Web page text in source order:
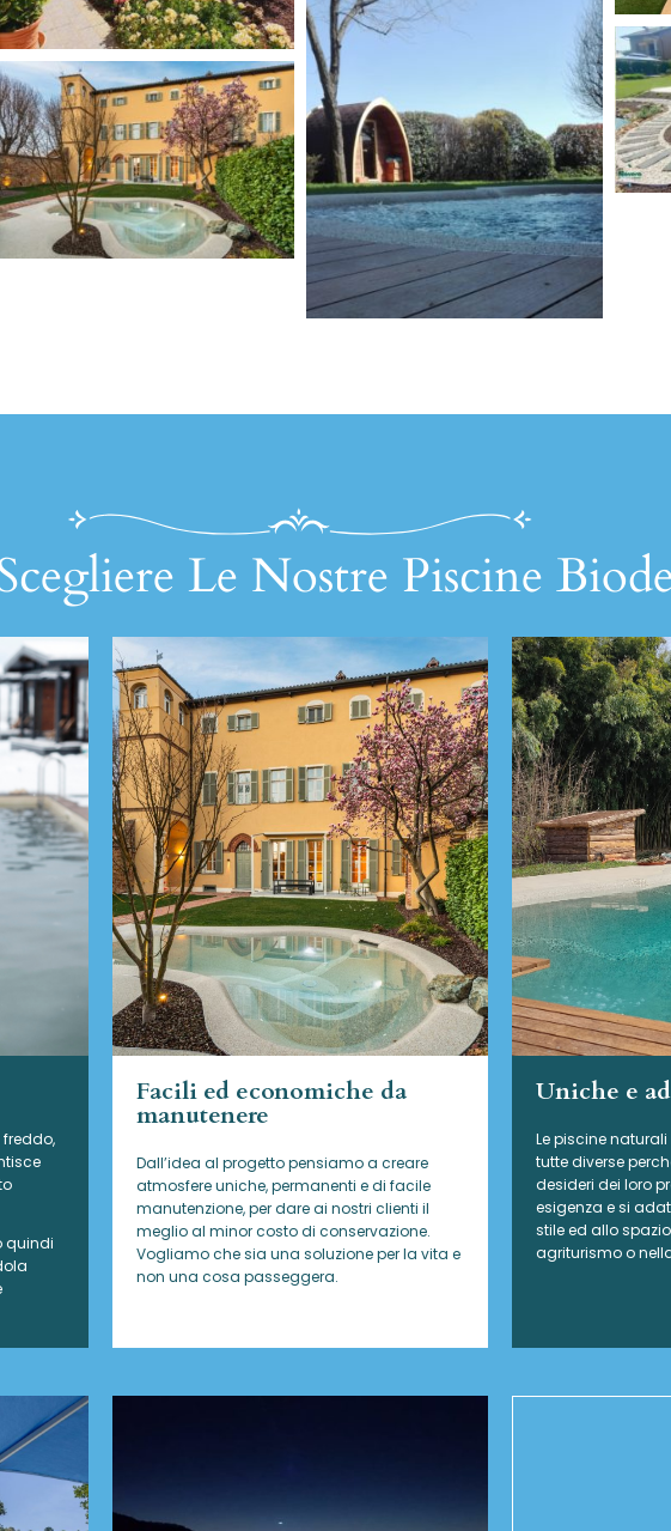
Le Nostre Piscine
quindi
Facili ed economiche da
manutenere
Dall’idea al progetto pensiamo a creare
atmosfere uniche, permanenti e di facile
manutenzione, per dare ai nostri clienti il
meglio al minor costo di conservazione.
Vogliamo che sia una soluzione per la vita e
non una cosa passeggera.
Uniche e
Le piscine
tutte diverse
desideri dei loro
esigenza e si
stile ed allo
agriturismo o